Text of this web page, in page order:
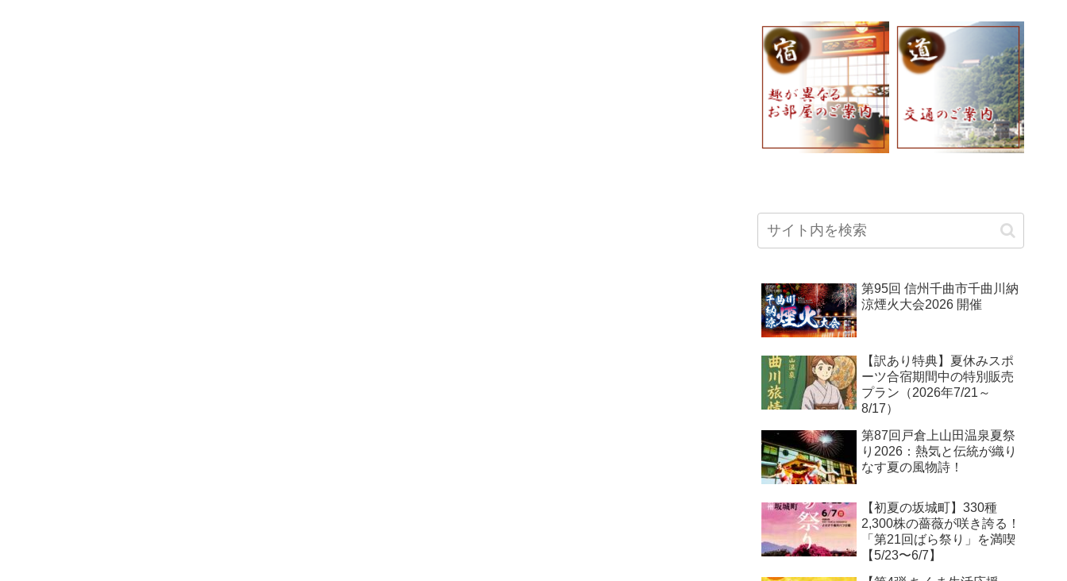
第95回 信州千曲市千曲川納
涼煙火大会2026 開催
【訳あり特典】夏休みスポ
ーツ合宿期間中の特別販売
プラン（2026年7/21～
8/17）
第87回戸倉上山田温泉夏祭
り2026：熱気と伝統が織り
なす夏の風物詩！
【初夏の坂城町】330種
2,300株の薔薇が咲き誇る！
「第21回ばら祭り」を満喫
【5/23〜6/7】